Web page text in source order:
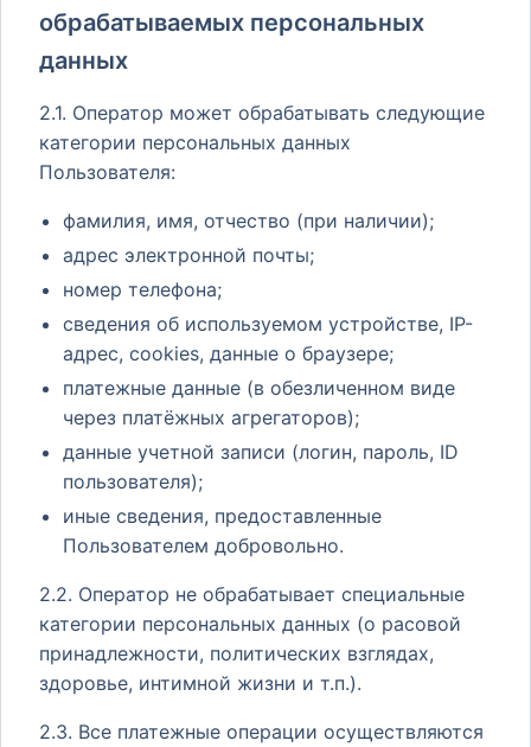
обрабатываемых персональных
данных
2.1. Оператор может обрабатывать следующие
категории персональных данных
Пользователя:
фамилия, имя, отчество (при наличии);
адрес электронной почты;
номер телефона;
сведения об используемом устройстве, IP-
адрес, cookies, данные о браузере;
платежные данные (в обезличенном виде
через платёжных агрегаторов);
данные учетной записи (логин, пароль, ID
пользователя);
иные сведения, предоставленные
Пользователем добровольно.
2.2. Оператор не обрабатывает специальные
категории персональных данных (о расовой
принадлежности, политических взглядах,
здоровье, интимной жизни и т.п.).
2.3. Все платежные операции осуществляются